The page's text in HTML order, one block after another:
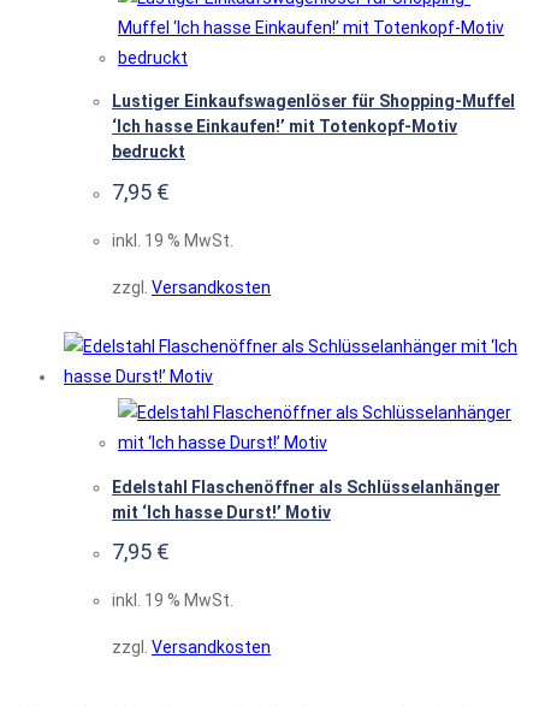
Lustiger Einkaufswagenlöser für Shopping-Muffel
‘Ich hasse Einkaufen!’ mit Totenkopf-Motiv
bedruckt
7,95 €
inkl. 19 % MwSt.
zzgl. Versandkosten
Edelstahl Flaschenöffner als Schlüsselanhänger
mit ‘Ich hasse Durst!’ Motiv
7,95 €
inkl. 19 % MwSt.
zzgl. Versandkosten